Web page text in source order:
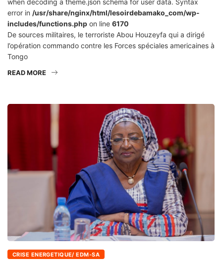
when decoding a theme.json schema for user data. Syntax
error in /usr/share/nginx/html/lesoirdebamako_com/wp-
includes/functions.php on line 6170
De sources militaires, le terroriste Abou Houzeyfa qui a dirigé
l’opération commando contre les Forces spéciales americaines à
Tongo
READ MORE
CRISE ENERGETIQUE/ EDM-SA